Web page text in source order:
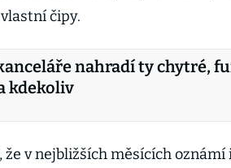
čipy.
nahradí ty chytré,
kdekoliv
v nejbližších měsících